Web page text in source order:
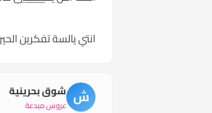
انتي يالسة تفكرين
ش شوق بحرينية
عروس مبدعة